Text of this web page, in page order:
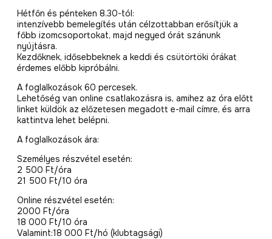
Hétfőn és pénteken 8.30-tól:
intenzívebb bemelegítés után célzottabban erősítjük a
főbb izomcsoportokat, majd negyed órát szánunk
nyújtásra.
Kezdőknek, idősebbeknek a keddi és csütörtöki órákat
érdemes előbb kipróbálni.
A foglalkozások 60 percesek.
Lehetőség van online csatlakozásra is, amihez az óra előtt
linket küldök az előzetesen megadott e-mail címre, és arra
kattintva lehet belépni.
A foglalkozások ára:
Személyes részvétel esetén:
2 500 Ft/óra
21 500 Ft/10 óra
Online részvétel esetén:
2000 Ft/óra
18 000 Ft/10 óra
Valamint:18 000 Ft/hó (klubtagsági)